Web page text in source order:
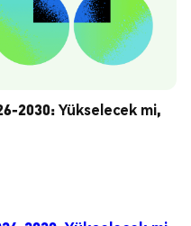
2030: Yükselecek mi,